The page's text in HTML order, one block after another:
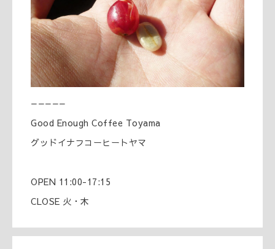
—————
Good Enough Coffee Toyama
グッドイナフコーヒートヤマ
OPEN 11:00-17:15
CLOSE 火・木